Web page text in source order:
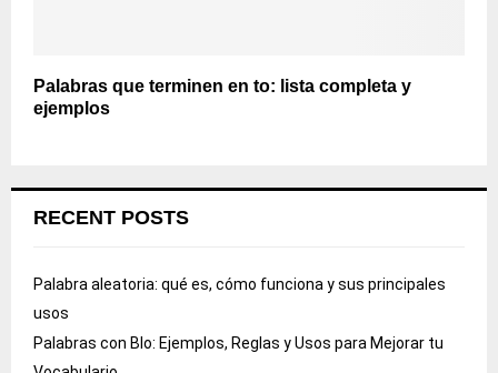
Palabras que terminen en to: lista completa y
ejemplos
RECENT POSTS
Palabra aleatoria: qué es, cómo funciona y sus principales
usos
Palabras con Blo: Ejemplos, Reglas y Usos para Mejorar tu